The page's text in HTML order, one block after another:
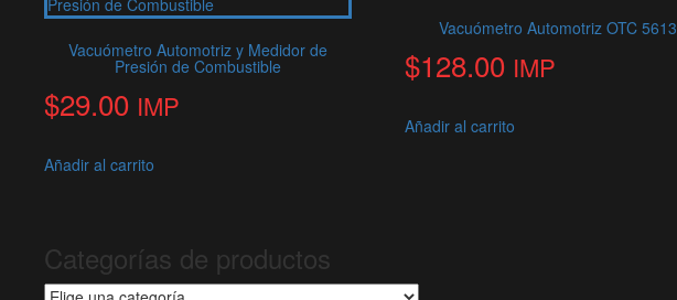
Vacuómetro Automotriz y Medidor de
Presión de Combustible
$29.00 IMP
Añadir al carrito
Vacuómetro Automotriz OTC 5613
$128.00 IMP
Añadir al carrito
Categorías de productos